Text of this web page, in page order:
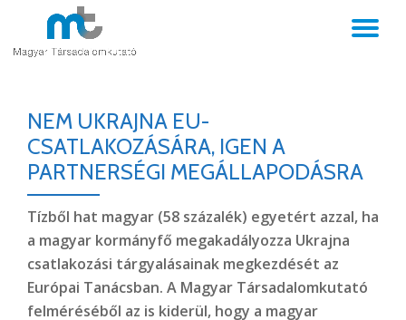
Skip
NEM UKRAJNA EU-
CSATLAKOZÁSÁRA, IGEN A
PARTNERSÉGI MEGÁLLAPODÁSRA
Tízből hat magyar (58 százalék) egyetért azzal, ha
a magyar kormányfő megakadályozza Ukrajna
csatlakozási tárgyalásainak megkezdését az
Európai Tanácsban. A Magyar Társadalomkutató
felméréséből az is kiderül, hogy a magyar